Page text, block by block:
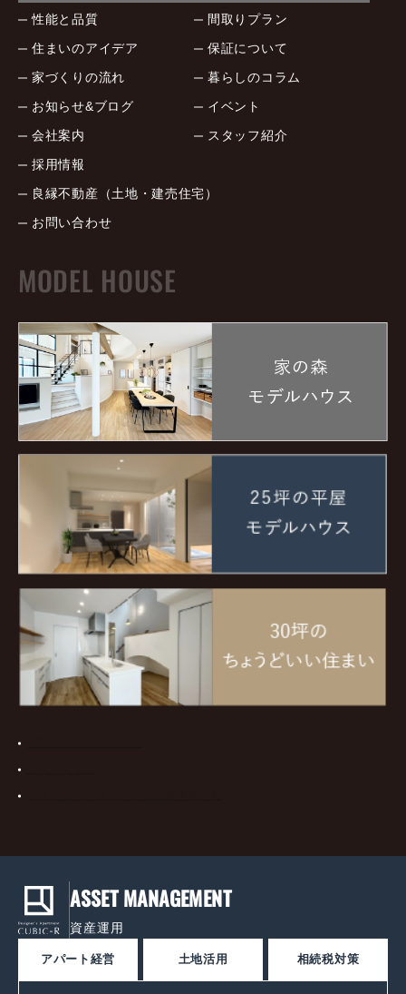
性能と品質
間取りプラン
住まいのアイデア
保証について
家づくりの流れ
暮らしのコラム
お知らせ&ブログ
イベント
会社案内
スタッフ紹介
採用情報
良縁不動産（土地・建売住宅）
お問い合わせ
MODEL HOUSE
ASSET MANAGEMENT
資産運用
アパート経営 土地活用 相続税対策